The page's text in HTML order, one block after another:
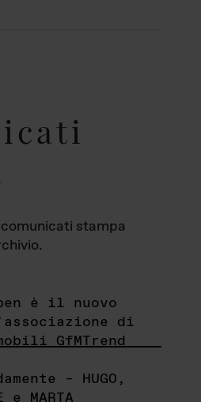
stampa
è il nuovo
di
GfMTrend
– HUGO,
e MARTA